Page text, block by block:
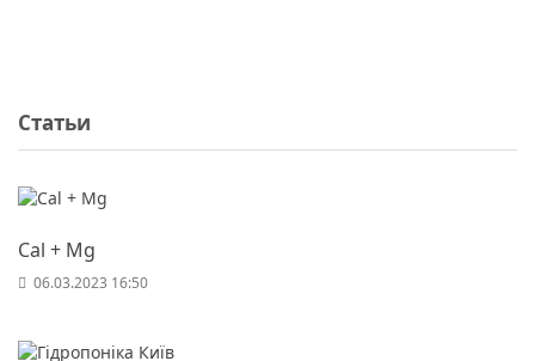
Статьи
Cal + Mg
06.03.2023 16:50